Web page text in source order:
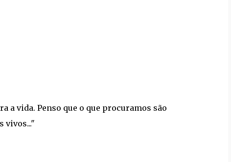
a vida. Penso que o que procuramos são
vivos..."